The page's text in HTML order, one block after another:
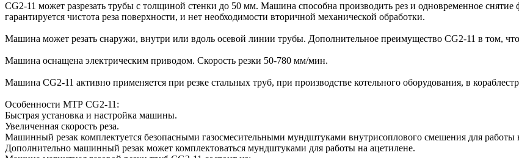
CG2-11 может разрезать трубы с толщиной стенки до 50 мм. Машина способна производить рез и одновременное
гарантируется чистота реза поверхности, и нет необходимости вторичной механической обработки.
Машина может резать снаружи, внутри или вдоль осевой линии трубы. Дополнительное преимущество CG2-11 в том,
Машина оснащена электрическим приводом. Скорость резки 50-780 мм/мин.
Машина CG2-11 активно применяется при резке стальных труб, при производстве котельного оборудования, в
Особенности МТР CG2-11:
Быстрая установка и настройка машины.
Увеличенная скорость реза.
Машинный резак комплектуется безопасными газосмесительными мундштуками внутрисоплового смешения для работы
Дополнительно машинный резак может комплектоваться мундштуками для работы на ацетилене.